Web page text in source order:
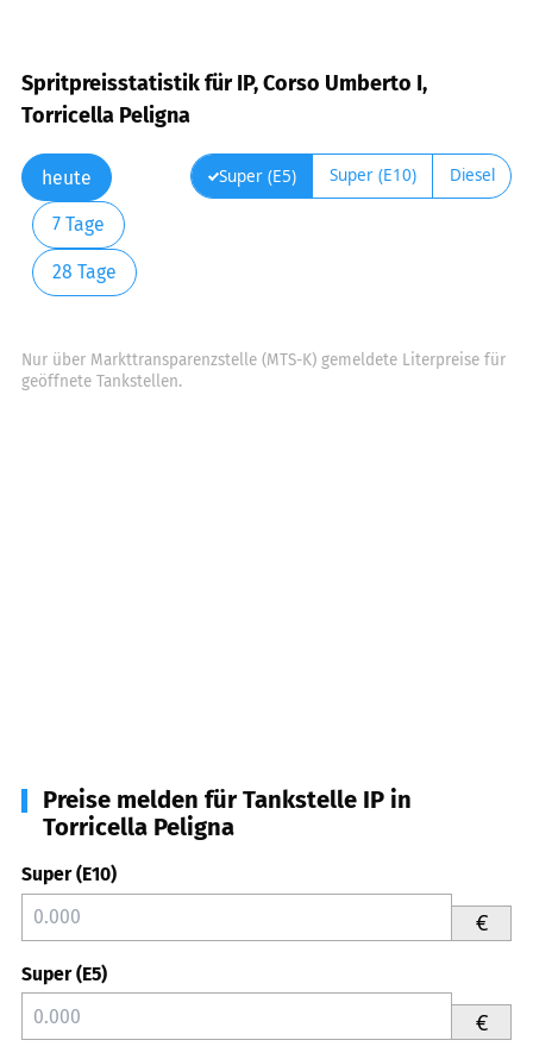
Spritpreisstatistik für IP, Corso Umberto I,
Torricella Peligna
heute
7 Tage
28 Tage
Super (E5) Super (E10) Diesel
Nur über Markttransparenzstelle (MTS-K) gemeldete Literpreise für
geöffnete Tankstellen.
Preise melden für Tankstelle IP in
Torricella Peligna
Super (E10)
€
Super (E5)
€